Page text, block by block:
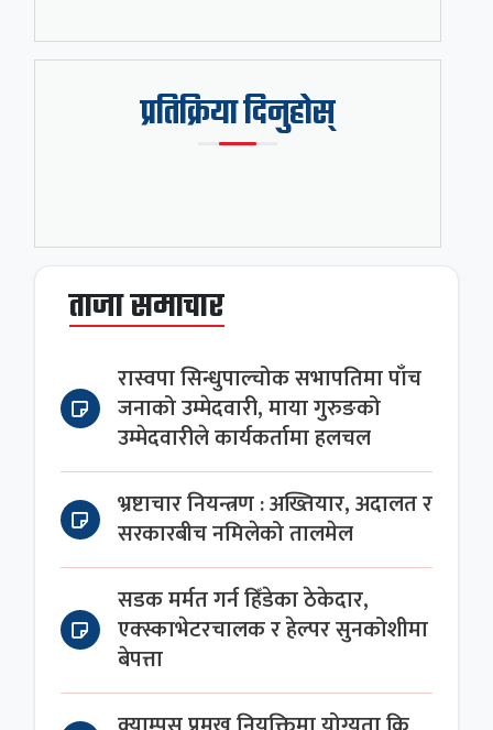
प्रतिक्रिया दिनुहोस्
ताजा समाचार
रास्वपा सिन्धुपाल्चोक सभापतिमा पाँच
जनाको उम्मेदवारी, माया गुरुङको
उम्मेदवारीले कार्यकर्तामा हलचल
भ्रष्टाचार नियन्त्रण : अख्तियार, अदालत र
सरकारबीच नमिलेको तालमेल
सडक मर्मत गर्न हिँडेका ठेकेदार,
एक्स्काभेटरचालक र हेल्पर सुनकोशीमा
बेपत्ता